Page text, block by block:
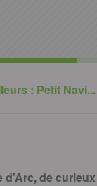
: Petit Navi...
de